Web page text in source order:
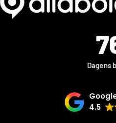
Dagens
4.5